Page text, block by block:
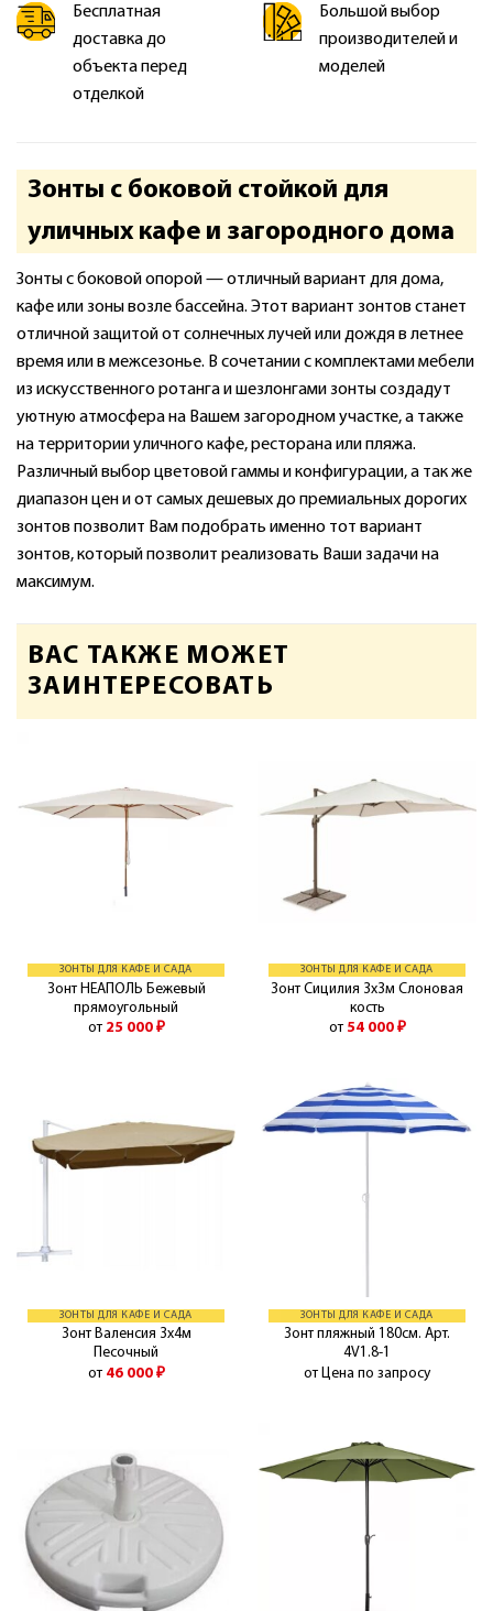
Бесплатная
доставка до
объекта перед
отделкой
Большой выбор
производителей и
моделей
Зонты с боковой стойкой для
уличных кафе и загородного дома
Зонты с боковой опорой — отличный вариант для дома,
кафе или зоны возле бассейна. Этот вариант зонтов станет
отличной защитой от солнечных лучей или дождя в летнее
время или в межсезонье. В сочетании с комплектами мебели
из искусственного ротанга и шезлонгами зонты создадут
уютную атмосфера на Вашем загородном участке, а также
на территории уличного кафе, ресторана или пляжа.
Различный выбор цветовой гаммы и конфигурации, а так же
диапазон цен и от самых дешевых до премиальных дорогих
зонтов позволит Вам подобрать именно тот вариант
зонтов, который позволит реализовать Ваши задачи на
максимум.
ВАС ТАКЖЕ МОЖЕТ
ЗАИНТЕРЕСОВАТЬ
ЗОНТЫ ДЛЯ КАФЕ И САДА
Зонт НЕАПОЛЬ Бежевый
прямоугольный
от 25 000 ₽
ЗОНТЫ ДЛЯ КАФЕ И САДА
Зонт Сицилия 3х3м Слоновая
кость
от 54 000 ₽
ЗОНТЫ ДЛЯ КАФЕ И САДА
Зонт Валенсия 3х4м
Песочный
от 46 000 ₽
ЗОНТЫ ДЛЯ КАФЕ И САДА
Зонт пляжный 180см. Арт.
4V1.8-1
от Цена по запросу